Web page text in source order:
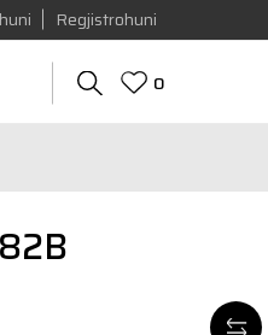
Regjistrohuni
0